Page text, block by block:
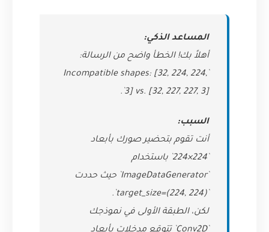
المساعد الذكي:
أهلاً بك! الخطأ واضح من الرسالة:
`Incompatible shapes: [32, 224, 224,
3] vs. [32, 227, 227, 3]`.
السبب:
أنت تقوم بتحضير صورك بأبعاد
`224×224` باستخدام
`ImageDataGenerator` حيث حددت
لكن، الطبقة الأولى في نموذجك